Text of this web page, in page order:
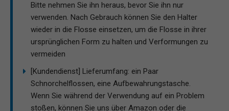
Bitte nehmen Sie ihn heraus, bevor Sie ihn nur
verwenden. Nach Gebrauch können Sie den Halter
wieder in die Flosse einsetzen, um die Flosse in ihrer
ursprünglichen Form zu halten und Verformungen zu
vermeiden
[Kundendienst] Lieferumfang: ein Paar
Schnorchelflossen, eine Aufbewahrungstasche.
Wenn Sie während der Verwendung auf ein Problem
stoßen, können Sie uns über Amazon oder die